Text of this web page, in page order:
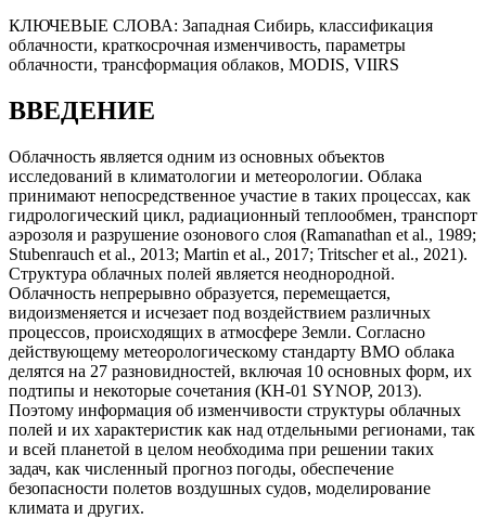
КЛЮЧЕВЫЕ СЛОВА: Западная Сибирь, классификация
облачности, краткосрочная изменчивость, параметры
облачности, трансформация облаков, MODIS, VIIRS
ВВЕДЕНИЕ
Облачность является одним из основных объектов
исследований в климатологии и метеорологии. Облака
принимают непосредственное участие в таких процессах, как
гидрологический цикл, радиационный теплообмен, транспорт
аэрозоля и разрушение озонового слоя (Ramanathan et al., 1989;
Stubenrauch et al., 2013; Martin et al., 2017; Tritscher et al., 2021).
Структура облачных полей является неоднородной.
Облачность непрерывно образуется, перемещается,
видоизменяется и исчезает под воздействием различных
процессов, происходящих в атмосфере Земли. Согласно
действующему метеорологическому стандарту ВМО облака
делятся на 27 разновидностей, включая 10 основных форм, их
подтипы и некоторые сочетания (КН-01 SYNOP, 2013).
Поэтому информация об изменчивости структуры облачных
полей и их характеристик как над отдельными регионами, так
и всей планетой в целом необходима при решении таких
задач, как численный прогноз погоды, обеспечение
безопасности полетов воздушных судов, моделирование
климата и других.